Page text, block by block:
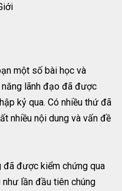
một số bài học và
lãnh đạo đã được
kỷ qua. Có nhiều thứ đã
nhiều nội dung và vấn đề
đã được kiểm chứng qua
lần đầu tiên chúng